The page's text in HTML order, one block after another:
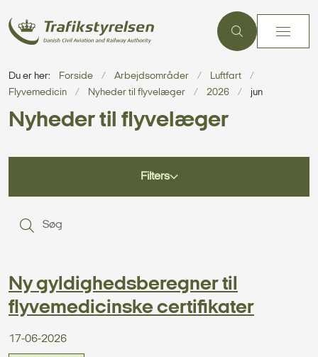
Du er her: Forside Arbejdsområder
Luftfart
Flyvemedicin
Nyheder til flyvelæger 2026 jun
Nyheder til flyvelæger
Filters
Ny gyldighedsberegner til
flyvemedicinske certifikater
17-06-2026